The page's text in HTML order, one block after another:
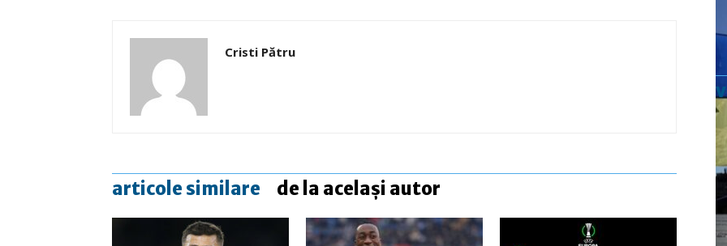
Cristi Pătru
articole similare de la același autor